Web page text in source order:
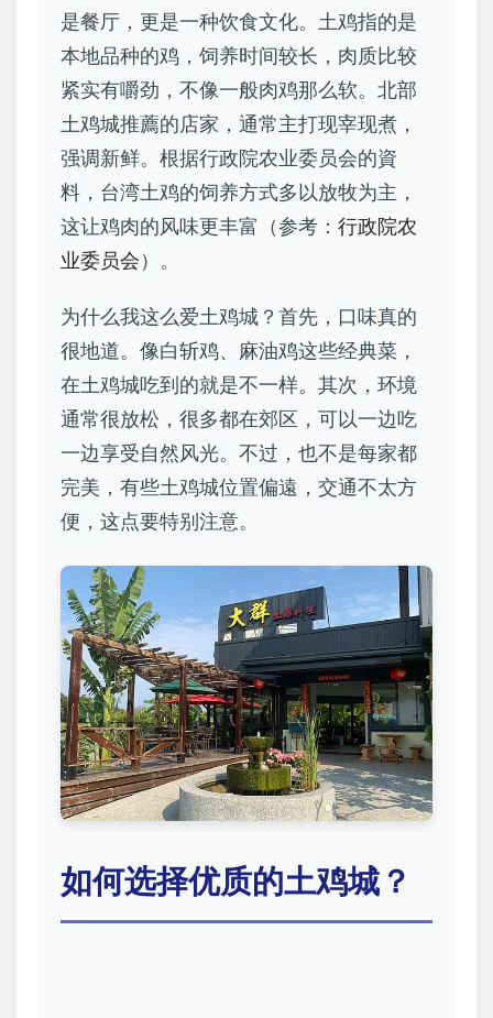
是餐厅，更是一种饮食文化。土鸡指的是
本地品种的鸡，饲养时间较长，肉质比较
紧实有嚼劲，不像一般肉鸡那么软。北部
土鸡城推薦的店家，通常主打现宰现煮，
强调新鲜。根据行政院农业委员会的資
料，台湾土鸡的饲养方式多以放牧为主，
这让鸡肉的风味更丰富（参考： 行政院农
业委员会）。
为什么我这么爱土鸡城？首先，口味真的
很地道。像白斩鸡、麻油鸡这些经典菜，
在土鸡城吃到的就是不一样。其次，环境
通常很放松，很多都在郊区，可以一边吃
一边享受自然风光。不过，也不是每家都
完美，有些土鸡城位置偏遠，交通不太方
便，这点要特别注意。
如何选择优质的土鸡城？